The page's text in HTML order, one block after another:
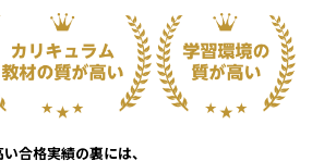
い合格実績の裏には、